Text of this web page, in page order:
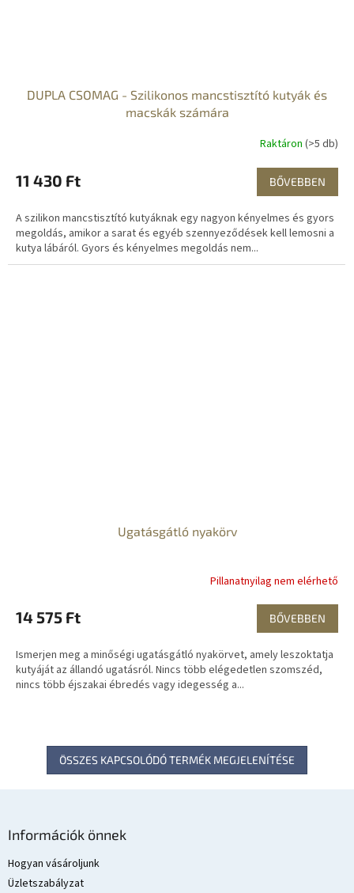
DUPLA CSOMAG - Szilikonos mancstisztító kutyák és
macskák számára
Raktáron (>5 db)
11 430 Ft BŐVEBBEN
A szilikon mancstisztító kutyáknak egy nagyon kényelmes és gyors
megoldás, amikor a sarat és egyéb szennyeződések kell lemosni a
kutya lábáról. Gyors és kényelmes megoldás nem...
Ugatásgátló nyakörv
Pillanatnyilag nem elérhető
14 575 Ft BŐVEBBEN
Ismerjen meg a minőségi ugatásgátló nyakörvet, amely leszoktatja
kutyáját az állandó ugatásról. Nincs több elégedetlen szomszéd,
nincs több éjszakai ébredés vagy idegesség a...
ÖSSZES KAPCSOLÓDÓ TERMÉK MEGJELENÍTÉSE
Információk önnek
Hogyan vásároljunk
Üzletszabályzat